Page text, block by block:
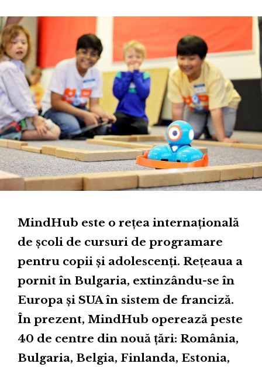
MindHub este o rețea internațională
de școli de cursuri de programare
pentru copii și adolescenți. Rețeaua a
pornit în Bulgaria, extinzându-se în
Europa și SUA în sistem de franciză.
În prezent, MindHub operează peste
40 de centre din nouă țări: România,
Bulgaria, Belgia, Finlanda, Estonia,